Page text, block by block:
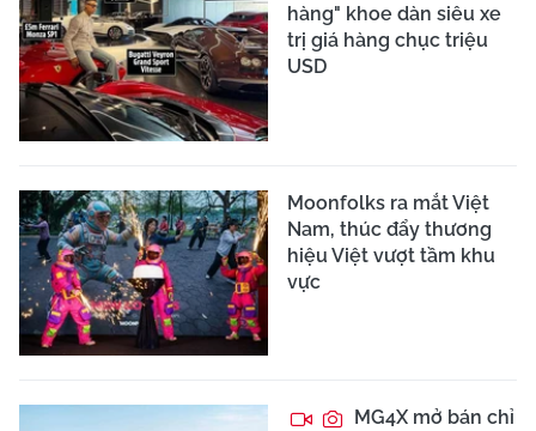
hàng" khoe dàn siêu xe
trị giá hàng chục triệu
USD
Moonfolks ra mắt Việt
Nam, thúc đẩy thương
hiệu Việt vượt tầm khu
vực
MG4X mở bán chỉ